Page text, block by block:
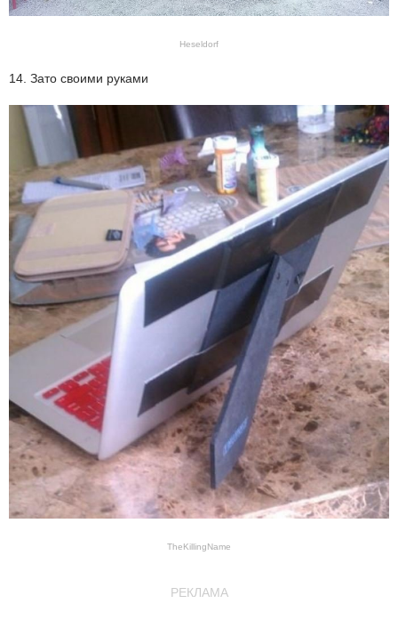
Heseldorf
14. Зато своими руками
TheKillingName
РЕКЛАМА